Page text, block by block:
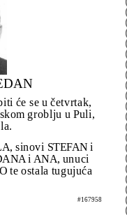
će se u četvrtak,
groblju u Puli,
sinovi STEFAN i
i ANA, unuci
te ostala tugujuća
#167958